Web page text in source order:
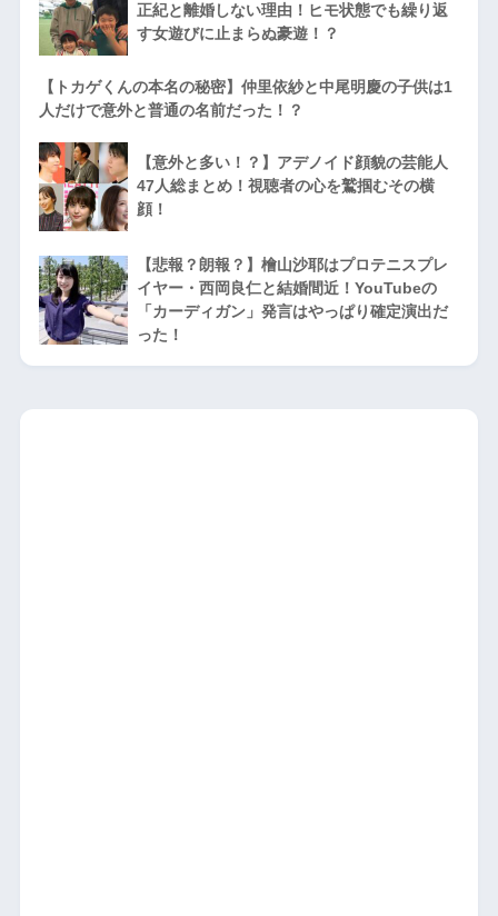
正紀と離婚しない理由！ヒモ状態でも繰り返
す女遊びに止まらぬ豪遊！？
【トカゲくんの本名の秘密】仲里依紗と中尾明慶の子供は1
人だけで意外と普通の名前だった！？
【意外と多い！？】アデノイド顔貌の芸能人
47人総まとめ！視聴者の心を鷲掴むその横
顔！
【悲報？朗報？】檜山沙耶はプロテニスプレ
イヤー・西岡良仁と結婚間近！YouTubeの
「カーディガン」発言はやっぱり確定演出だ
った！